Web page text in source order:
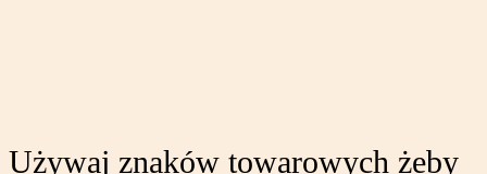
Używaj znaków towarowych żeby